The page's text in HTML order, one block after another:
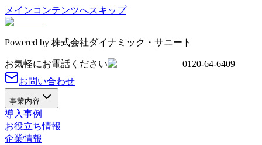
メインコンテンツへスキップ
Powered by 株式会社ダイナミック・サニート
お気軽にお電話ください
0120-64-6409
お問い合わせ
事業内容
導入事例
お役立ち情報
企業情報